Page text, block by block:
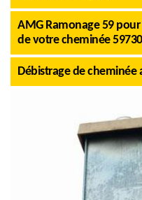
AMG Ramonage 59 pour
de votre cheminée 59730
Débistrage de cheminée